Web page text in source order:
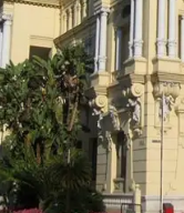
Municipal de
la avería
tubería de la red
provocada